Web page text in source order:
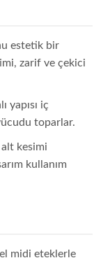
estetik bir
zarif ve çekici
yapısı iç
toparlar.
alt kesimi
kullanım
midi eteklerle